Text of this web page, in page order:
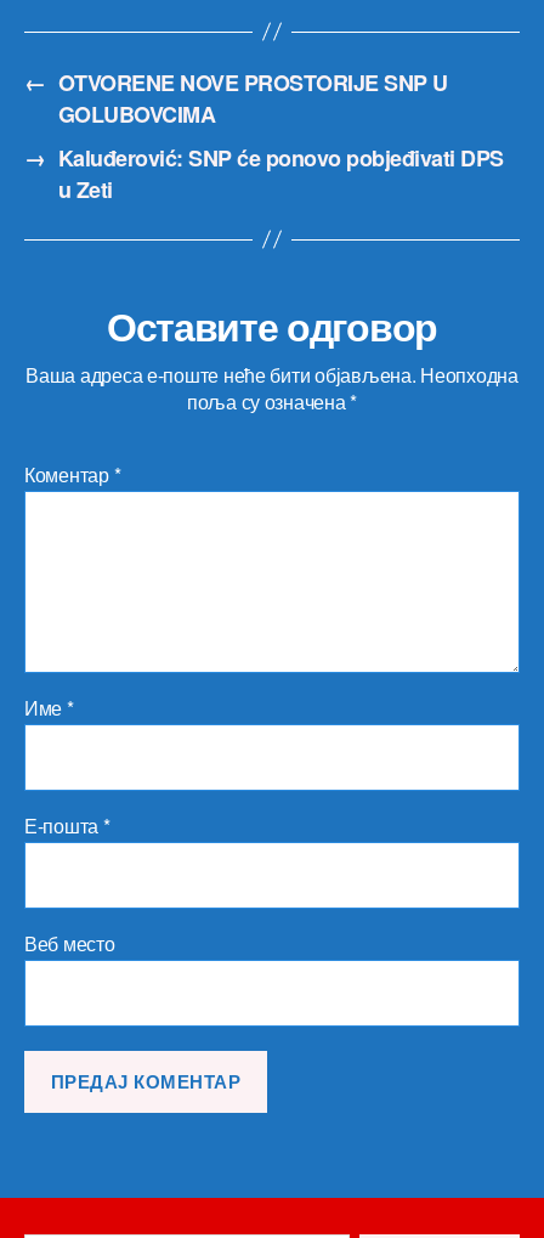
← OTVORENE NOVE PROSTORIJE SNP U
GOLUBOVCIMA
→ Kaluđerović: SNP će ponovo pobjeđivati DPS
u Zeti
Оставите одговор
Ваша адреса е-поште неће бити објављена. Неопходна
поља су означена*
Коментар*
Име*
Е-пошта*
Веб место